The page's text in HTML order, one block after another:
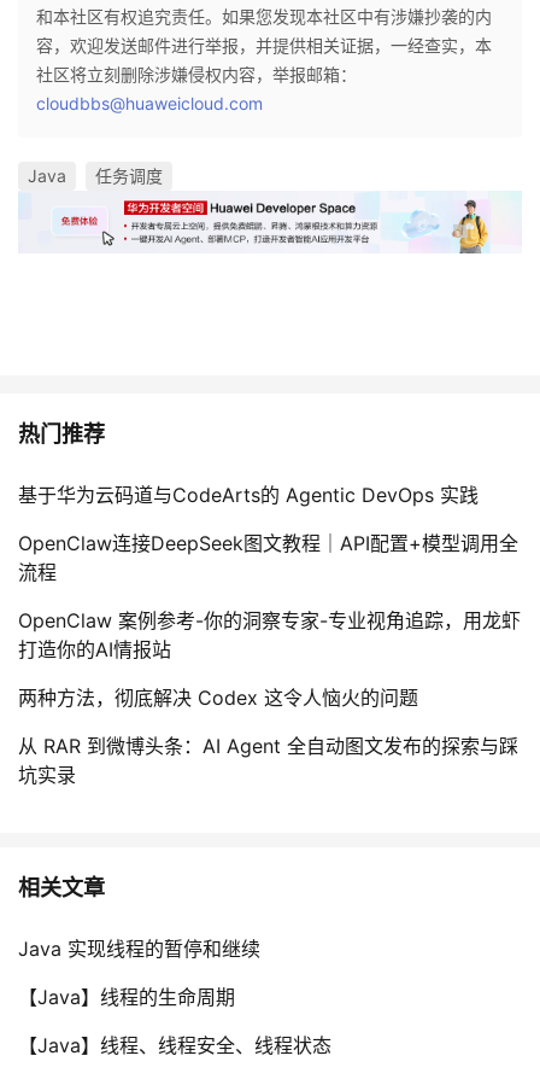
和本社区有权追究责任。如果您发现本社区中有涉嫌抄袭的内
容，欢迎发送邮件进行举报，并提供相关证据，一经查实，本
社区将立刻删除涉嫌侵权内容，举报邮箱：
cloudbbs@huaweicloud.com
Java 任务调度
热门推荐
基于华为云码道与CodeArts的 Agentic DevOps 实践
OpenClaw连接DeepSeek图文教程｜API配置+模型调用全
流程
OpenClaw 案例参考-你的洞察专家-专业视角追踪，用龙虾
打造你的AI情报站
两种方法，彻底解决 Codex 这令人恼火的问题
从 RAR 到微博头条：AI Agent 全自动图文发布的探索与踩
坑实录
相关文章
Java 实现线程的暂停和继续
【Java】线程的生命周期
【Java】线程、线程安全、线程状态